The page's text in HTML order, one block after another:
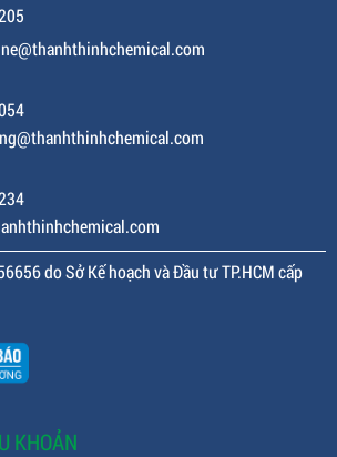
do Sở Kế hoạch và Đầu tư TP.HCM cấp
KHOẢN